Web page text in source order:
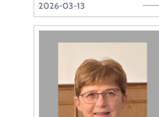
2026-03-13